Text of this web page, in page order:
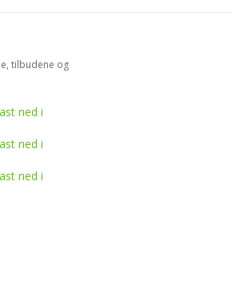
tilbudene og
ned i
ned i
ned i